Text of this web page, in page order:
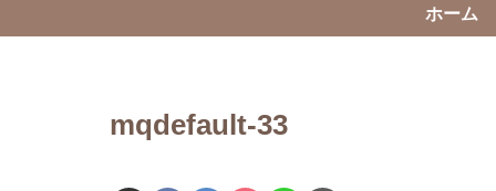
ホーム
mqdefault-33